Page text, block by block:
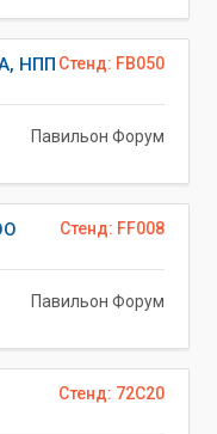
Стенд: FB050
НПП
Павильон Форум
Стенд: FF008
Павильон Форум
Стенд: 72C20